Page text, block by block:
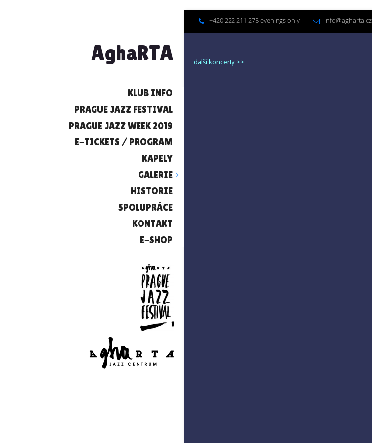
AghaRTA
KLUB INFO
PRAGUE JAZZ FESTIVAL
PRAGUE JAZZ WEEK 2019
E-TICKETS / PROGRAM
KAPELY
GALERIE
HISTORIE
SPOLUPRÁCE
KONTAKT
E-SHOP
+420 222 211 275 evenings only info@agharta.cz
další koncerty >>